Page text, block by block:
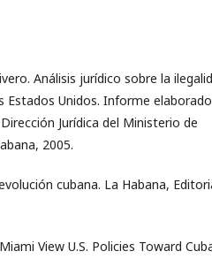
Análisis jurídico sobre la
Unidos. Informe elaborado
Jurídica del Ministerio de
2005.
cubana. La Habana,
View U.S. Policies Toward